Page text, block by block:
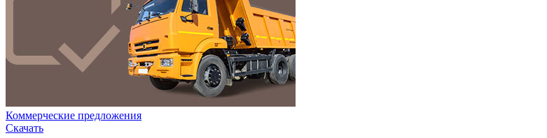
Коммерческие предложения
Скачать